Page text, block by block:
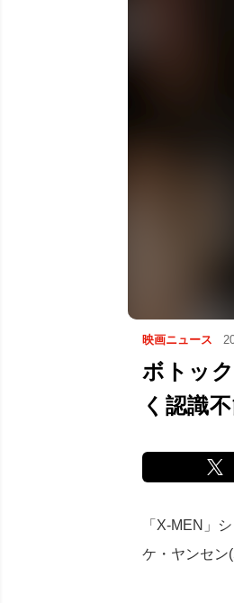
映画ニュース
ボトッ
く認識
「X-MEN」
ケ・ヤンセン